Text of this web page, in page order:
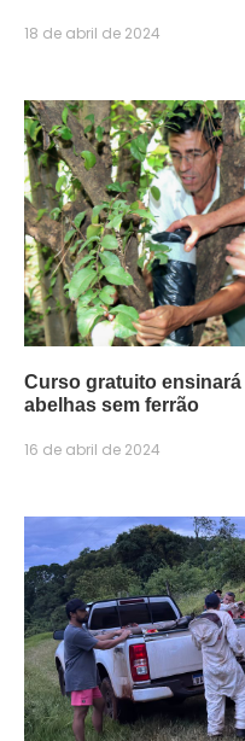
18 de abril de 2024
Curso gratuito
abelhas sem ferrão
16 de abril de 2024